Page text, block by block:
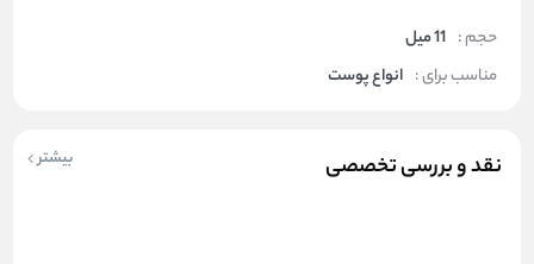
حجم : 11 میل
مناسب برای : انواع پوست
نقد و بررسی تخصصی بیشتر